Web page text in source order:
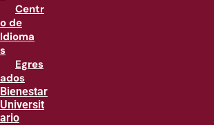
Centr
o de
Idioma
s
Egres
ados
Bienestar
Universit
ario